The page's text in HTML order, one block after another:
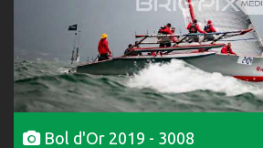
Bol d'Or 2019 - 3008